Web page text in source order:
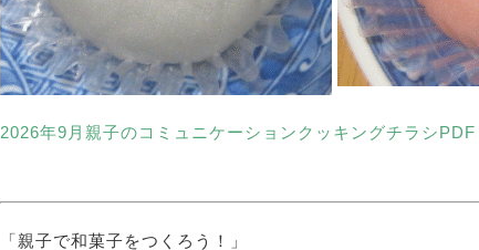
2026年9月親子のコミュニケーションクッキングチラシ
「親子で和菓子をつくろう！」